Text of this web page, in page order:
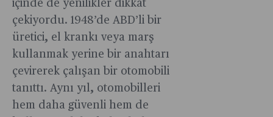
içinde de yenilikler dikkat
çekiyordu. 1948’de ABD’li bir
üretici, el krankı veya marş
kullanmak yerine bir anahtarı
çevirerek çalışan bir otomobili
tanıttı. Aynı yıl, otomobilleri
hem daha güvenli hem de